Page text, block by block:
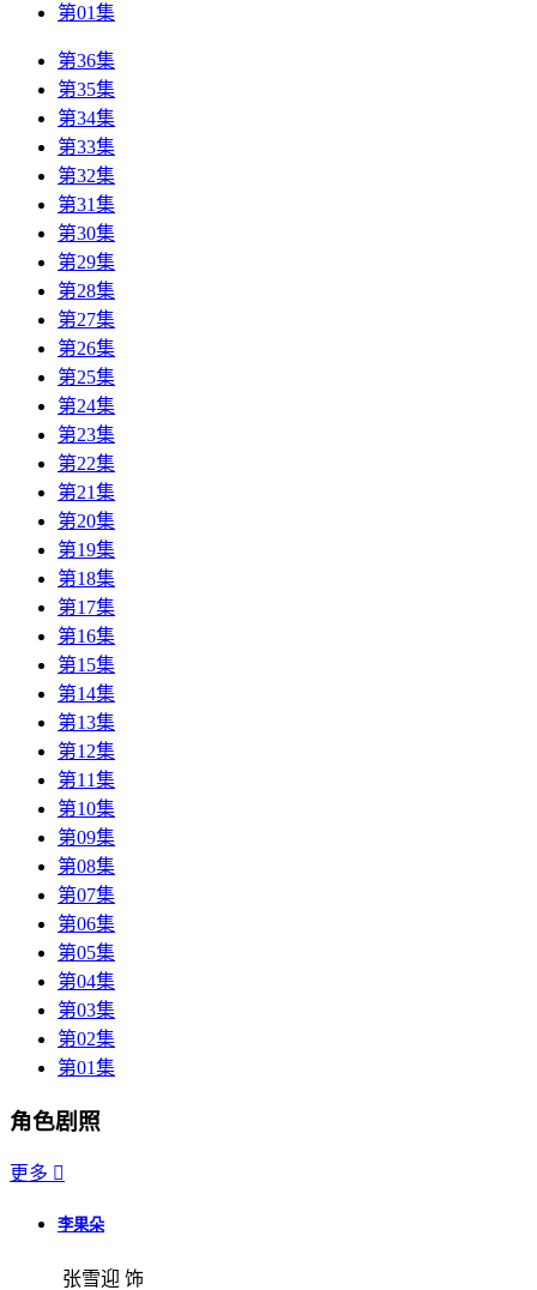
第01集
第36集
第35集
第34集
第33集
第32集
第31集
第30集
第29集
第28集
第27集
第26集
第25集
第24集
第23集
第22集
第21集
第20集
第19集
第18集
第17集
第16集
第15集
第14集
第13集
第12集
第11集
第10集
第09集
第08集
第07集
第06集
第05集
第04集
第03集
第02集
第01集
角色剧照
更多 
李果朵
张雪迎 饰